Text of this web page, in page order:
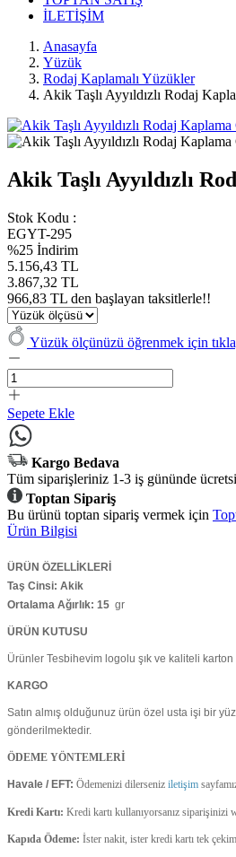
İLETİŞİM
Anasayfa
Yüzük
Rodaj Kaplamalı Yüzükler
Akik Taşlı Ayyıldızlı Rodaj
Akik Taşlı Ayyıldızlı
Stok Kodu :
EGYT-295
%25 İndirim
5.156,43 TL
3.867,32 TL
966,83 TL den başlayan taksitlerle!!
Yüzük ölçünüzü öğrenmek için
Sepete Ekle
Kargo Bedava
Tüm siparişleriniz 1-3 iş gününde
Toptan Sipariş
Bu ürünü toptan sipariş vermek için
Ürün Bilgisi
ÜRÜN ÖZELLİKLERİ
Taş Cinsi: Akik
Ortalama Ağırlık: 15 gr
ÜRÜN KUTUSU
Ürünler Tesbihevim logolu şık ve kaliteli
KARGO
Satın almış olduğunuz ürün özel usta işi bir
gönderilmektedir.
ÖDEME YÖNTEMLERİ
Havale / EFT: Ödemenizi dilerseniz iletişim
Kredi Kartı: Kredi kartı kullanıyorsanız
Kapıda Ödeme: İster nakit, ister kredi kartı tek